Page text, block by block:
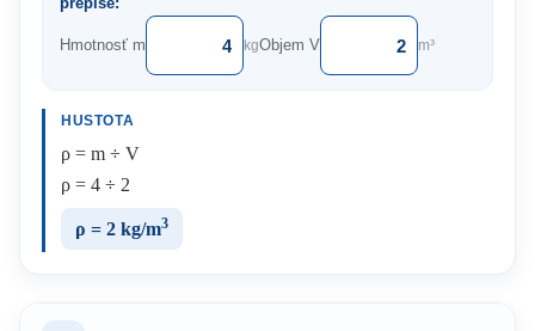
Hmotnosť m kgObjem V m³
HUSTOTA
ρ = m ÷ V
ρ = 4 ÷ 2
ρ = 2 kg/m3